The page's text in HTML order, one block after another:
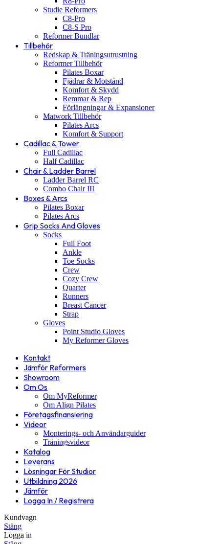
Studie Reformers
C8-Pro
C8-S Pro
Reformer Bundlar
Tillbehör
Redskap & Träningsutrustning
Reformer Tillbehör
Pilates Boxar
Fjädrar & Motstånd
Komfort & Skydd
Remmar & Rep
Förlängningar & Expansioner
Matwork Tillbehör
Pilates Arcs
Komfort & Support
Cadillac & Tower
Full Cadillac
Half Cadillac
Chair & Ladder Barrel
Ladder Barrel RC
Combo Chair III
Boxes & Arcs
Pilates Boxar
Pilates Arcs
Grip Socks And Gloves
Socks
Full Foot
Ankle
Toe Socks
Crew
Cozy Crew
Quarter
Runners
Breast Cancer
Strap
Gloves
Point Studio Gloves
My Reformer Gloves
Kontakt
Jämför Reformers
Showroom
Om Os
Om MyReformer
Om Align Pilates
Företagsfinansiering
Videor
Monterings- och Användarguider
Träningsvideor
Katalog
Leverans
Lösningar För Studior
Utbildning 2026
Jämför
Logga In / Registrera
Kundvagn
Stäng
Logga in